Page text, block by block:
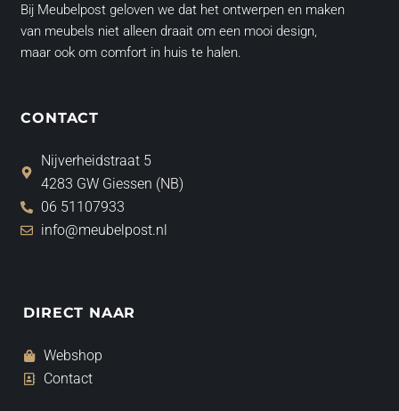
Bij Meubelpost geloven we dat het ontwerpen en maken
van meubels niet alleen draait om een mooi design,
maar ook om comfort in huis te halen.
CONTACT
Nijverheidstraat 5
4283 GW Giessen (NB)
06 51107933
info@meubelpost.nl
DIRECT NAAR
Webshop
Contact